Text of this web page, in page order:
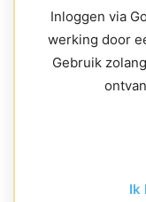
Inloggen via
werking door
Gebruik
Ik